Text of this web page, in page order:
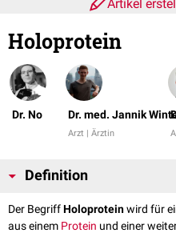
Artikel
Holoprotein
Dr. No Dr. med. Jannik
Arzt | Ärztin
Definition
Der BegriffHoloproteinwird für
aus einem Protein und einer